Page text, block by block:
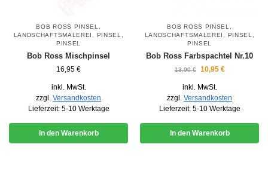
BOB ROSS PINSEL
LANDSCHAFTSMALEREI
PINSEL
PINSEL
Bob Ross Mischpinsel
16,95 €
inkl. MwSt.
zzgl. Versandkosten
Lieferzeit: 5-10 Werktage
In den Warenkorb
BOB ROSS PINSEL
LANDSCHAFTSMALEREI
PINSEL
PINSEL
Bob Ross Farbspachtel Nr.10
13,90€ 10,95 €
inkl. MwSt.
zzgl. Versandkosten
Lieferzeit: 5-10 Werktage
In den Warenkorb